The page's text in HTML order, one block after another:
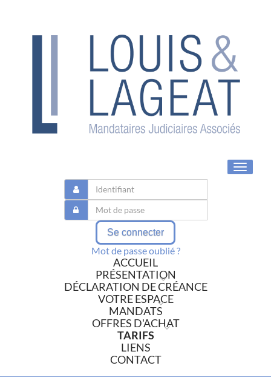
Toggle
Se connecter
Mot de passe oublié ?
ACCUEIL
PRÉSENTATION
DÉCLARATION DE CRÉANCE
VOTRE ESPACE
MANDATS
OFFRES D'ACHAT
TARIFS
LIENS
CONTACT